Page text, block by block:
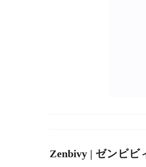
Zenbivy | ゼンビビ